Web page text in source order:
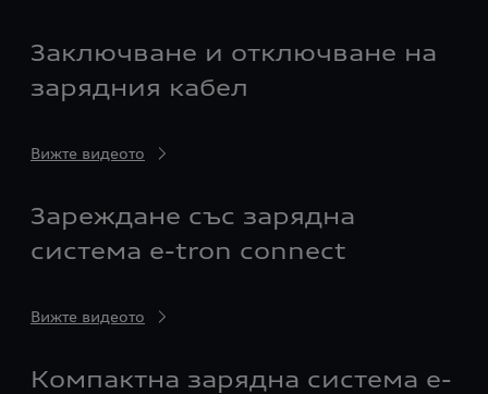
Заключване и отключване на
зарядния кабел
Вижте видеото
Зареждане със зарядна
система e-tron connect
Вижте видеото
Компактна зарядна система e-